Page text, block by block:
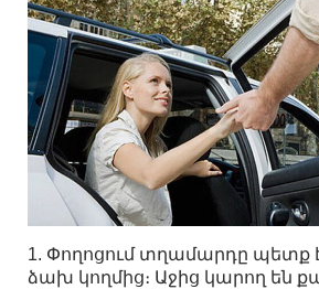
1. Փողոցում տղամարդը պետք է
ձախ կողմից։ Աջից կարող են